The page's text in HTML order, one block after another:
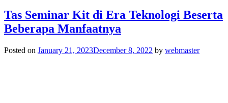
Tas Seminar Kit di Era Teknologi Beserta
Beberapa Manfaatnya
Posted on January 21, 2023December 8, 2022 by webmaster